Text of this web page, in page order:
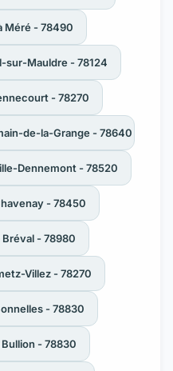
Méré - 78490
sur-Mauldre - 78124
- 78270
de-la-Grange - 78640
Dennemont - 78520
- 78450
- 78980
Villez - 78270
- 78830
- 78830